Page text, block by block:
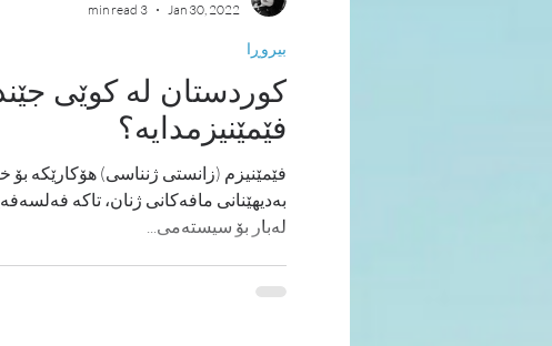
كوردستان له‌ كوێی
فێمێنیزمدایه‌؟
فێمێنیزم (زانستی ژنناسی) هۆکارێکە بۆ
به‌دیهێنانی مافەکانی ژنان، تاکە
لەبار بۆ سیسته‌می...
بیروڕا
Jan 30, 2022
3 min read